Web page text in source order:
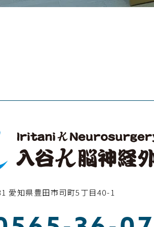
愛知県豊田市司町5丁目40-1